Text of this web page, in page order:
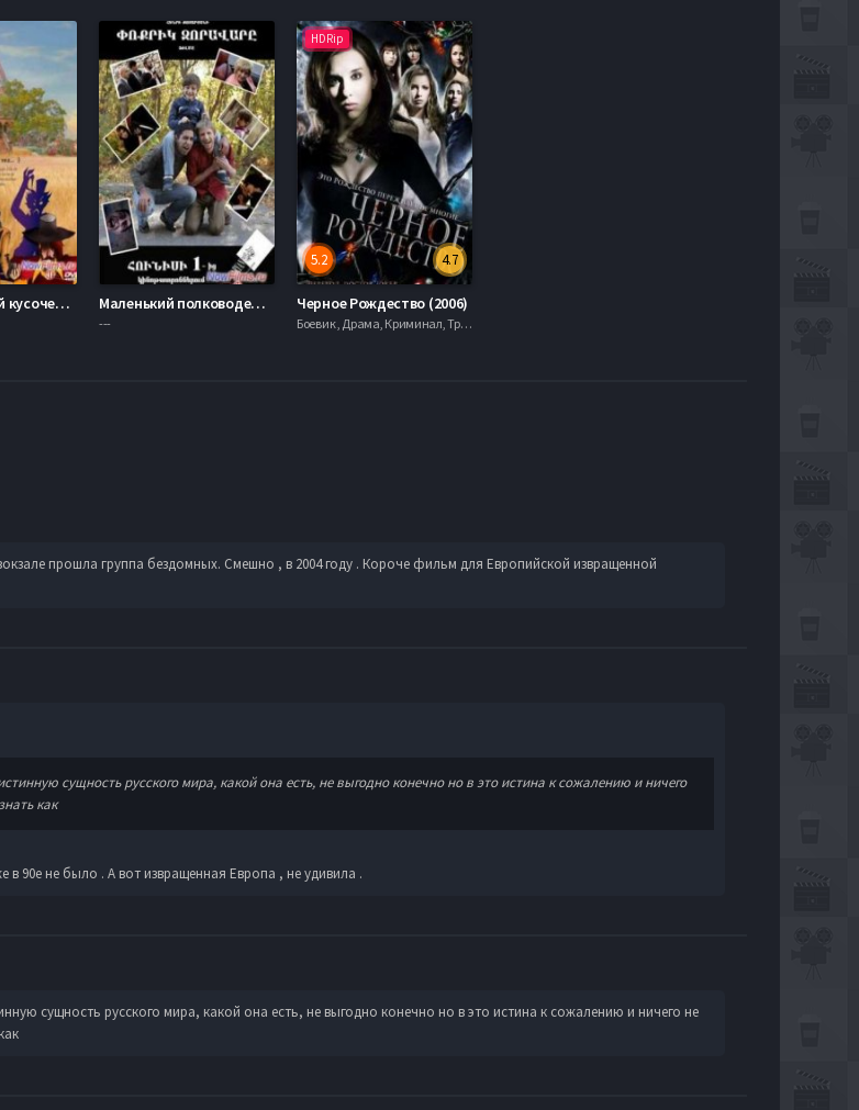
Мой маленький кусочек земли (1 сезон) (2014) Маленький полководец (2013)
---
HDRip
4.7
5.2
Черное Рождество (2006)
Боевик , Драма, Криминал, Триллер, 2021, 720hd, mobilen
прошла группа бездомных. Смешно , в 2004 году . Короче фильм для Европийской извращенной
сущность русского мира, какой она есть, не выгодно конечно но в это истина к сожалению и ничего
как
90е не было . А вот извращенная Европа , не удивила .
сущность русского мира, какой она есть, не выгодно конечно но в это истина к сожалению и ничего не